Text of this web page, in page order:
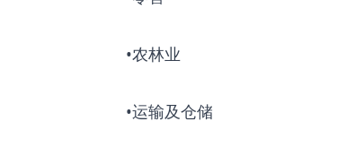
•农林业
•运输及仓储